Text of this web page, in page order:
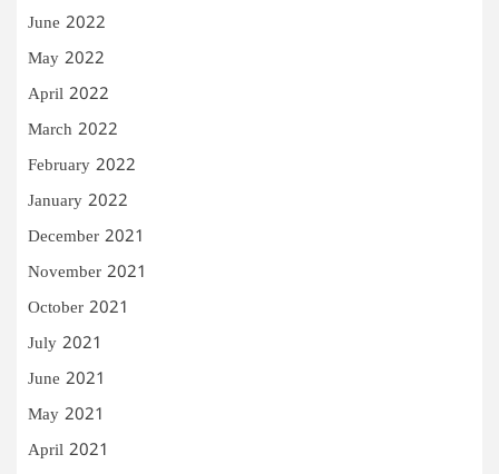
June 2022
May 2022
April 2022
March 2022
February 2022
January 2022
December 2021
November 2021
October 2021
July 2021
June 2021
May 2021
April 2021